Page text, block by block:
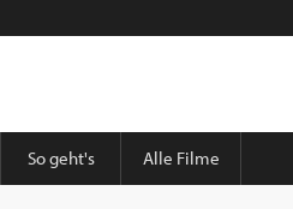
So geht's Alle Filme